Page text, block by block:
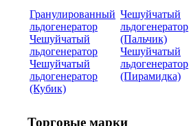
Гранулированный
льдогенератор
Чешуйчатый
льдогенератор
Чешуйчатый
льдогенератор
(Кубик)
Чешуйчатый
льдогенератор
(Пальчик)
Чешуйчатый
льдогенератор
(Пирамидка)
Торговые марки